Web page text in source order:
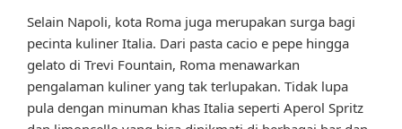
Selain Napoli, kota Roma juga merupakan surga bagi
pecinta kuliner Italia. Dari pasta cacio e pepe hingga
gelato di Trevi Fountain, Roma menawarkan
pengalaman kuliner yang tak terlupakan. Tidak lupa
pula dengan minuman khas Italia seperti Aperol Spritz